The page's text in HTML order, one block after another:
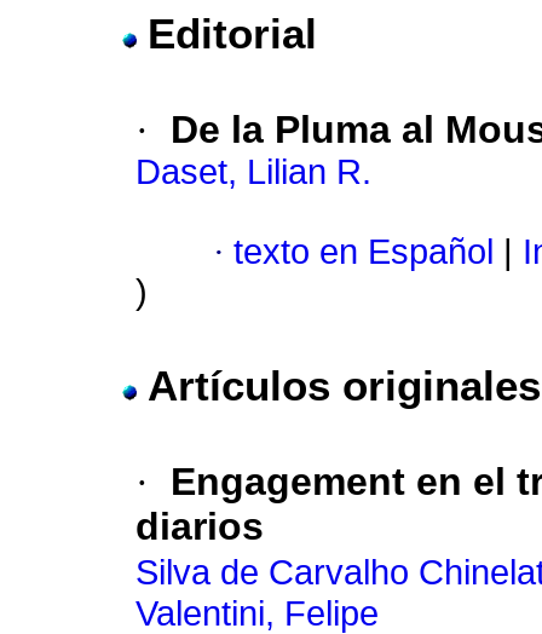
Editorial
· De la Pluma al
Daset, Lilian R.
· texto en Español
)
Artículos originales
·
Engagement en el
diarios
Silva de Carvalho
Valentini, Felipe